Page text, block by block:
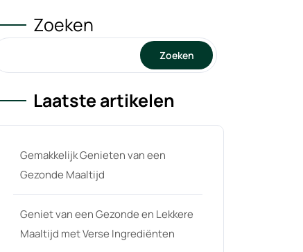
Zoeken
Zoeken
Laatste artikelen
Gemakkelijk Genieten van een
Gezonde Maaltijd
Geniet van een Gezonde en Lekkere
Maaltijd met Verse Ingrediënten